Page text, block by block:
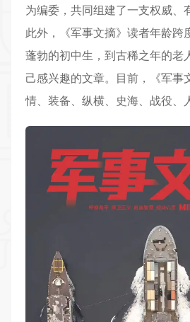
为编委，共同组建了一支权威、
此外，《军事文摘》读者年龄跨
蓬勃的初中生，到古稀之年的老
己感兴趣的文章。目前，《军事
情、装备、纵横、史海、战役、